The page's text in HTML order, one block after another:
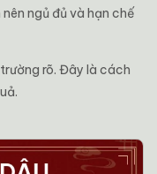
ngủ đủ và hạn chế
rõ. Đây là cách